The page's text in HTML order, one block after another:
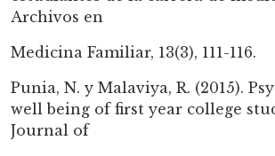
Archivos en
Medicina Familiar, 13(3), 111-116.
Punia, N. y Malaviya, R. (2015).
well being of first year college
Journal of